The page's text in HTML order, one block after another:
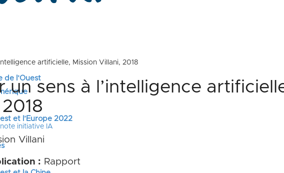
de l’Ouest
et l’Europe 2022
artificielle, Mission Villani, 2018
un sens à l’intelligence
initiative IA
Villani
: Rapport